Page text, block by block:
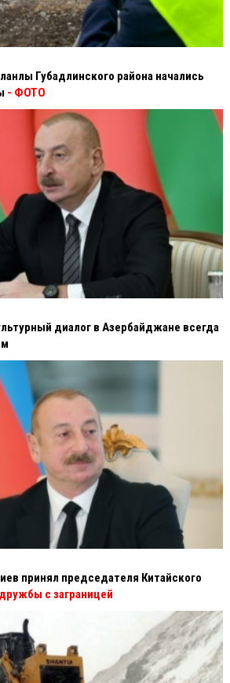
Губадлинского района начались
- ФОТО
диалог в Азербайджане всегда
принял председателя Китайского
с заграницей